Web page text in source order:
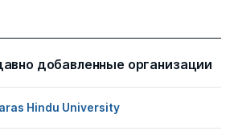
добавленные организации
Hindu University